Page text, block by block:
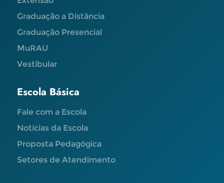
Graduação a Distância
Graduação Presencial
MuRAU
Vestibular
Escola Básica
Fale com a Escola
Notícias da Escola
Proposta Pedagógica
Setores de Atendimento